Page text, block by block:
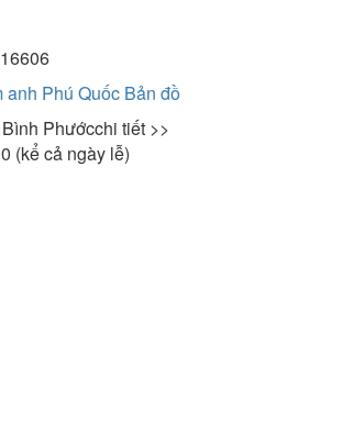
anh Phú Quốc Bản đồ
Phướcchi tiết >>
(kể cả ngày lễ)